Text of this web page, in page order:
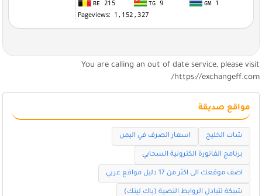
You are calling an out of date service, please visit
https://exchangeff.com/
مواقع صديقة
شات الخليج اسعار الصرف في اليمن
برنامج الفاتورة الكترونية السحابي
اضف موقعك الى اكثر من 17 دليل مواقع عربي
شبكة لتبادل الروابط النصية (باك لينك)